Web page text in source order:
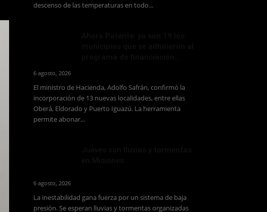
descenso de las temperaturas en todo...
6 agosto, 2026
El ministro de Hacienda, Adolfo Safrán, confirmó la
incorporación de 13 nuevas localidades, entre ellas
Oberá, Eldorado y Puerto Iguazú. La herramienta
permite abonar...
6 agosto, 2026
La inestabilidad gana fuerza por un sistema de baja
presión. Se esperan lluvias y tormentas organizadas